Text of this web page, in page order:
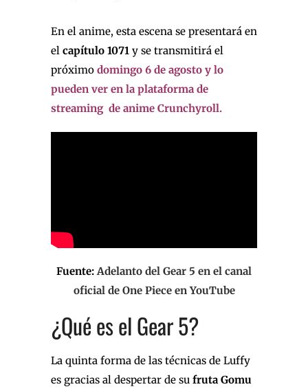
En el anime, esta escena se presentará en
el capítulo 1071 y se transmitirá el
próximo domingo 6 de agosto y lo
pueden ver en la plataforma de
streaming de anime Crunchyroll.
Fuente: Adelanto del Gear 5 en el canal
oficial de One Piece en YouTube
¿Qué es el Gear 5?
La quinta forma de las técnicas de Luffy
es gracias al despertar de su fruta Gomu